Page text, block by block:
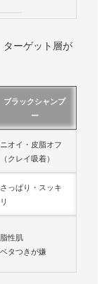
ターゲット層が
ブラックシャンプ
ー
ニオイ・皮脂オフ
（クレイ吸着）
さっぱり・スッキ
リ
脂性肌
ベタつきが嫌